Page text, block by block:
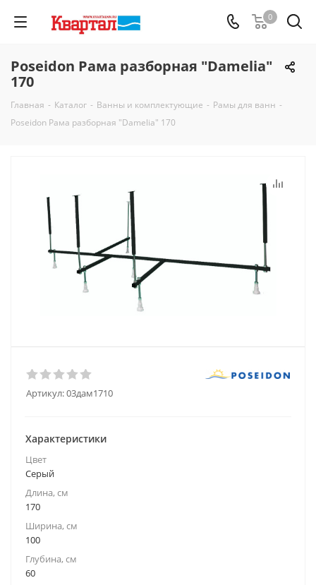
0
Poseidon Рама разборная "Damelia"
170
Главная - Каталог - Ванны и комплектующие - Рамы для ванн -
Poseidon Рама разборная "Damelia" 170
Артикул:03дам1710
Характеристики
Цвет
Серый
Длина, см
170
Ширина, см
100
Глубина, см
60